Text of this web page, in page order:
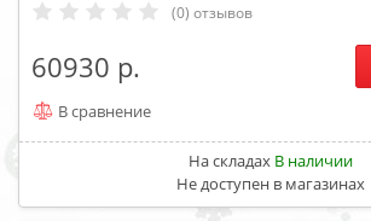
(0) отзывов
60930
В сравнение
На складах В наличии
Не доступен в магазинах